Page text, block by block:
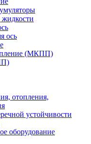
ось
(МКПП)
отопления,
устойчивости
оборудование